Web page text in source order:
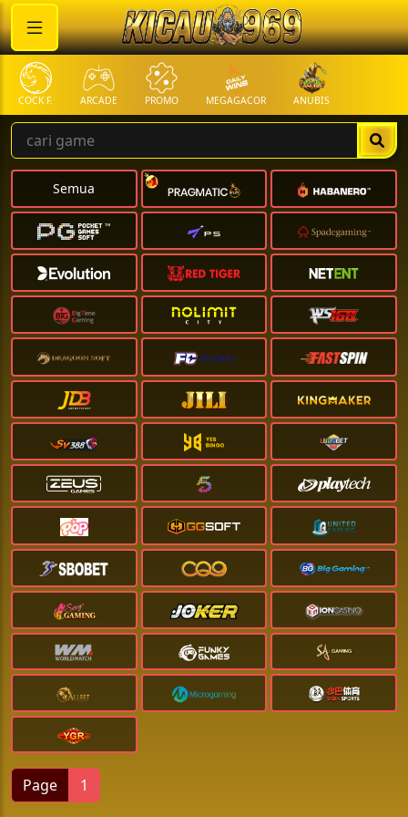
COCK F. ARCADE PROMO MEGAGACOR ANUBIS
Semua
Page 1